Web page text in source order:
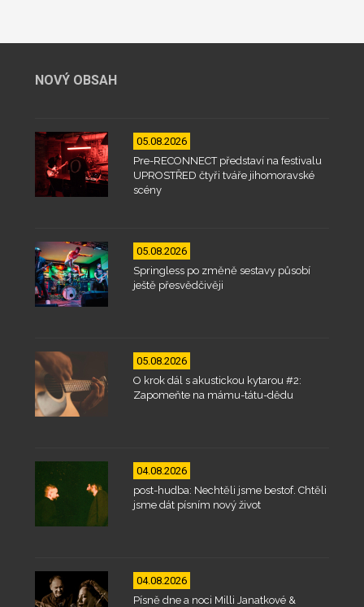
NOVÝ OBSAH
05.08.2026
Pre-RECONNECT představí na festivalu
UPROSTŘED čtyři tváře jihomoravské
scény
05.08.2026
Springless po změně sestavy působí
ještě přesvědčivěji
05.08.2026
O krok dál s akustickou kytarou #2:
Zapomeňte na mámu-tátu-dědu
04.08.2026
post-hudba: Nechtěli jsme bestof. Chtěli
jsme dát písním nový život
04.08.2026
Písně dne a noci Milli Janatkové &